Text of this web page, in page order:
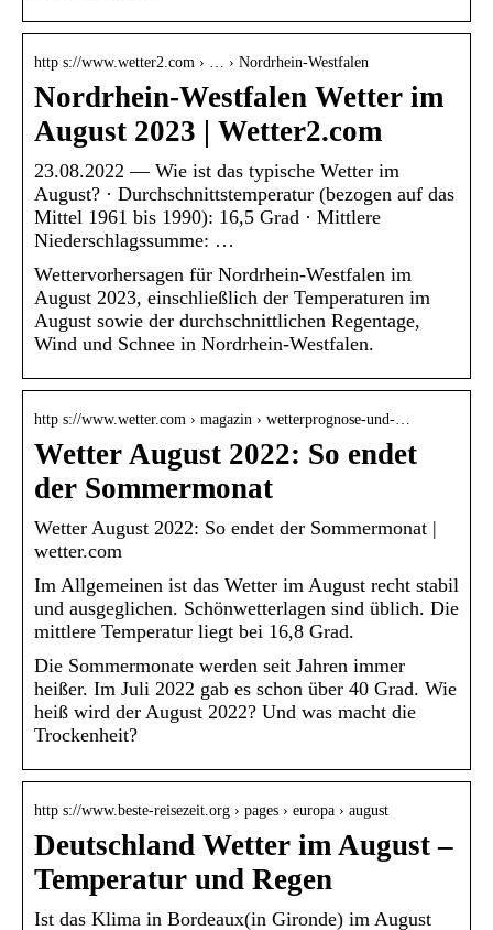
http s://www.wetter2.com › … › Nordrhein-Westfalen
Nordrhein-Westfalen Wetter im
August 2023 | Wetter2.com
23.08.2022 — Wie ist das typische Wetter im
August? · Durchschnittstemperatur (bezogen auf das
Mittel 1961 bis 1990): 16,5 Grad · Mittlere
Niederschlagssumme: …
Wettervorhersagen für Nordrhein-Westfalen im
August 2023, einschließlich der Temperaturen im
August sowie der durchschnittlichen Regentage,
Wind und Schnee in Nordrhein-Westfalen.
http s://www.wetter.com › magazin › wetterprognose-und-…
Wetter August 2022: So endet
der Sommermonat
Wetter August 2022: So endet der Sommermonat |
wetter.com
Im Allgemeinen ist das Wetter im August recht stabil
und ausgeglichen. Schönwetterlagen sind üblich. Die
mittlere Temperatur liegt bei 16,8 Grad.
Die Sommermonate werden seit Jahren immer
heißer. Im Juli 2022 gab es schon über 40 Grad. Wie
heiß wird der August 2022? Und was macht die
Trockenheit?
http s://www.beste-reisezeit.org › pages › europa › august
Deutschland Wetter im August –
Temperatur und Regen
Ist das Klima in Bordeaux(in Gironde) im August